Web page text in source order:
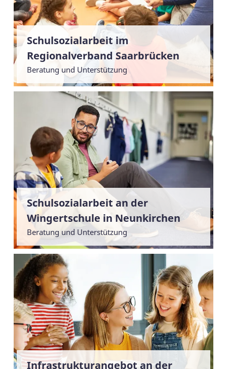
Schulsozialarbeit im
Regionalverband Saarbrücken
Beratung und Unterstützung
Schulsozialarbeit an der
Wingertschule in Neunkirchen
Beratung und Unterstützung
Infrastrukturangebot an der